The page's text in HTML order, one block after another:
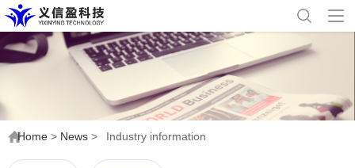
Home > News > Industry information